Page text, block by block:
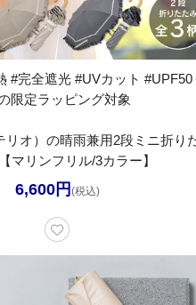
#完全遮光 #UVカット #UPF50
限定ラッピング対象
リオ）の晴雨兼用2段ミニ折り
マリンフリル/3カラー】
6,600円 (税込)